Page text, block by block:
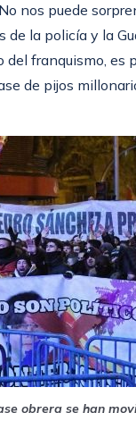
nos puede
la policía y la
franquismo, es
de pijos
obrera se han